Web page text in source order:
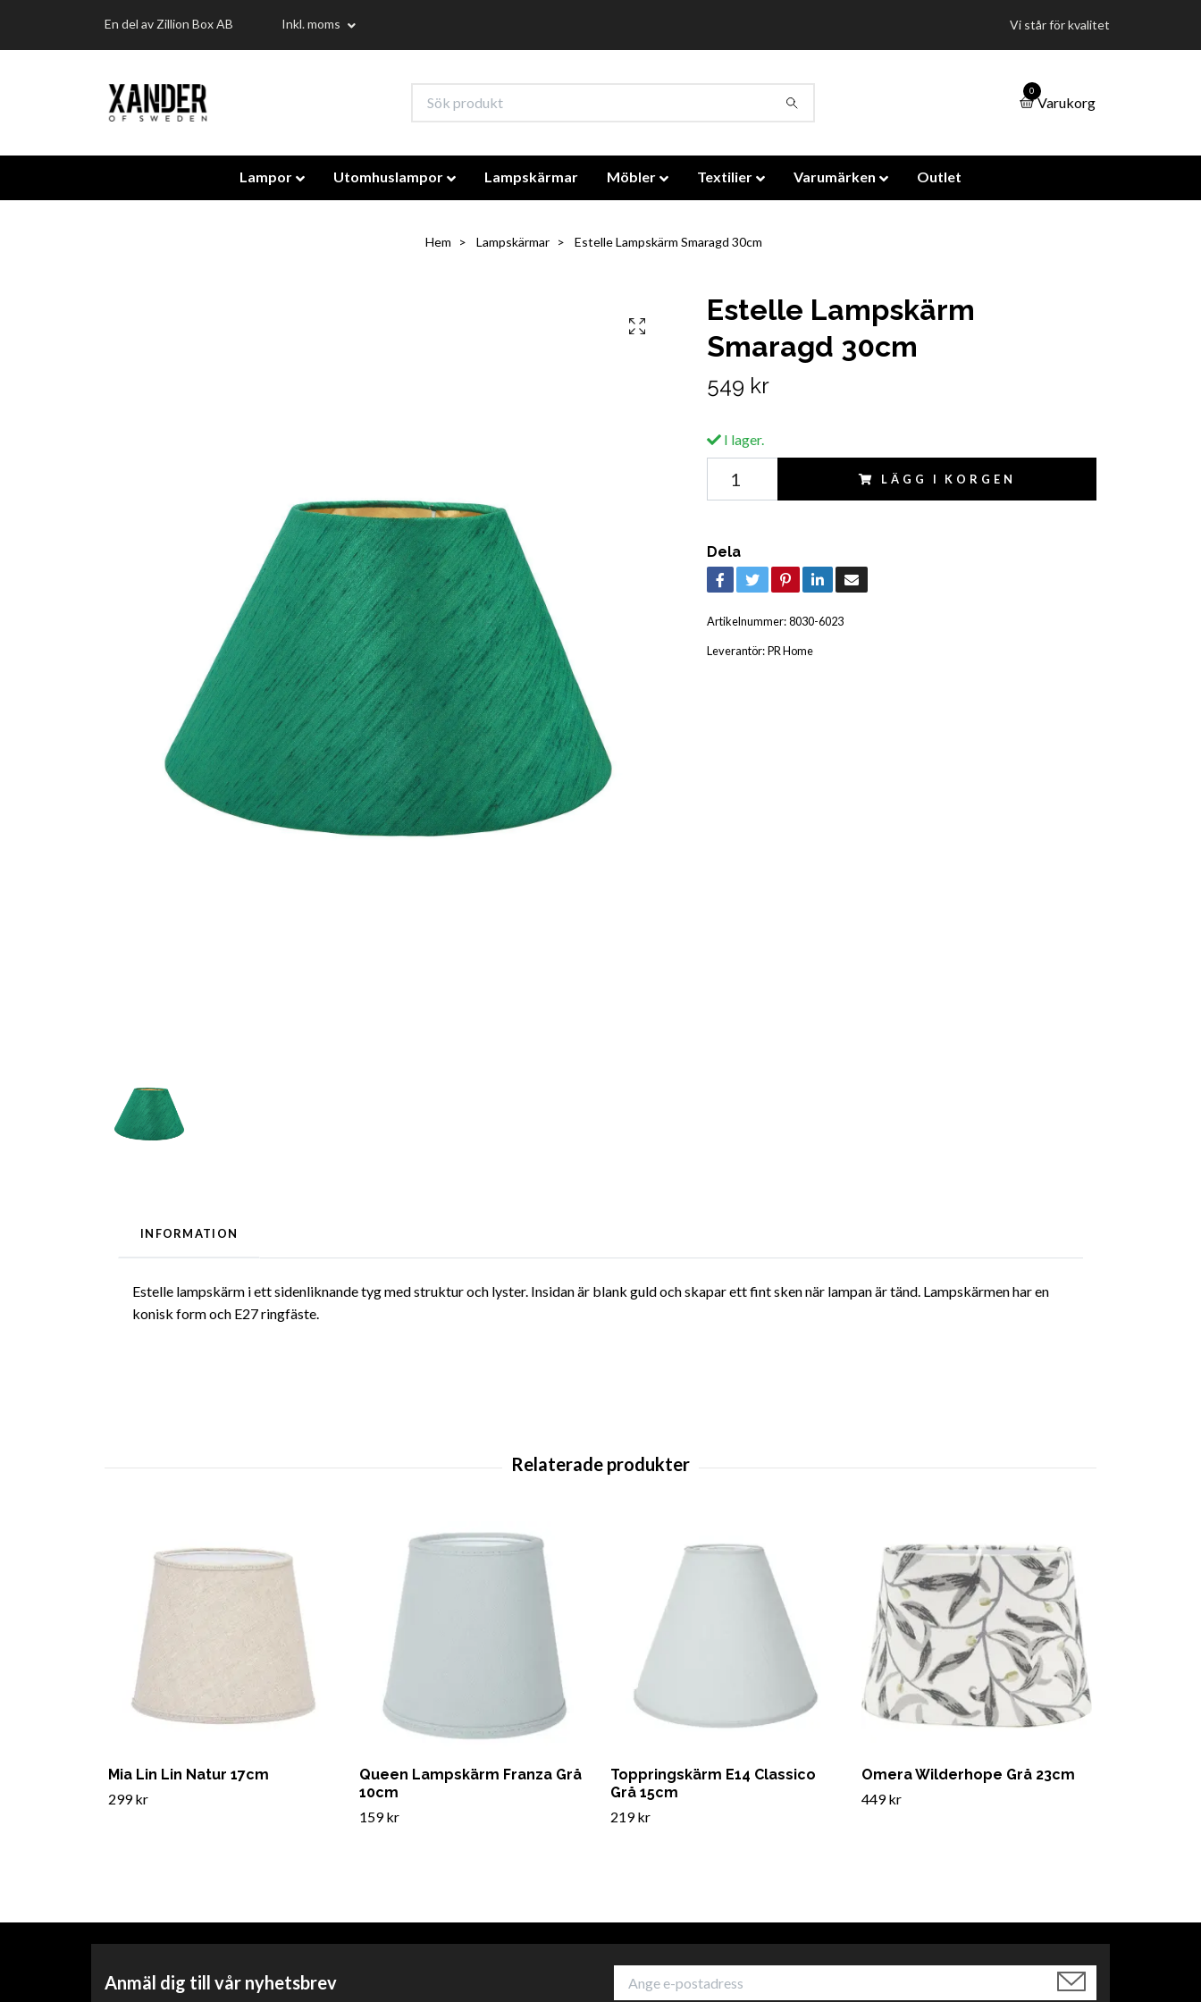
En del av Zillion Box AB Inkl. moms Vi står för kvalitet
0
Varukorg
Lampor Utomhuslampor Lampskärmar Möbler Textilier Varumärken Outlet
Hem Lampskärmar Estelle Lampskärm Smaragd 30cm
Estelle Lampskärm
Smaragd 30cm
549 kr
I lager.
LÄGG I KORGEN
Dela
Artikelnummer:8030-6023
Leverantör:PR Home
INFORMATION
Estelle lampskärm i ett sidenliknande tyg med struktur och lyster. Insidan är blank guld och skapar ett fint sken när lampan är tänd. Lampskärmen har en
konisk form och E27 ringfäste.
Mia Lin Lin Natur 17cm
299 kr
Queen Lampskärm Franza Grå
10cm
159 kr
Toppringskärm E14 Classico
Grå 15cm
219 kr
Omera Wilderhope Grå 23cm
449 kr
Anmäl dig till vår nyhetsbrev